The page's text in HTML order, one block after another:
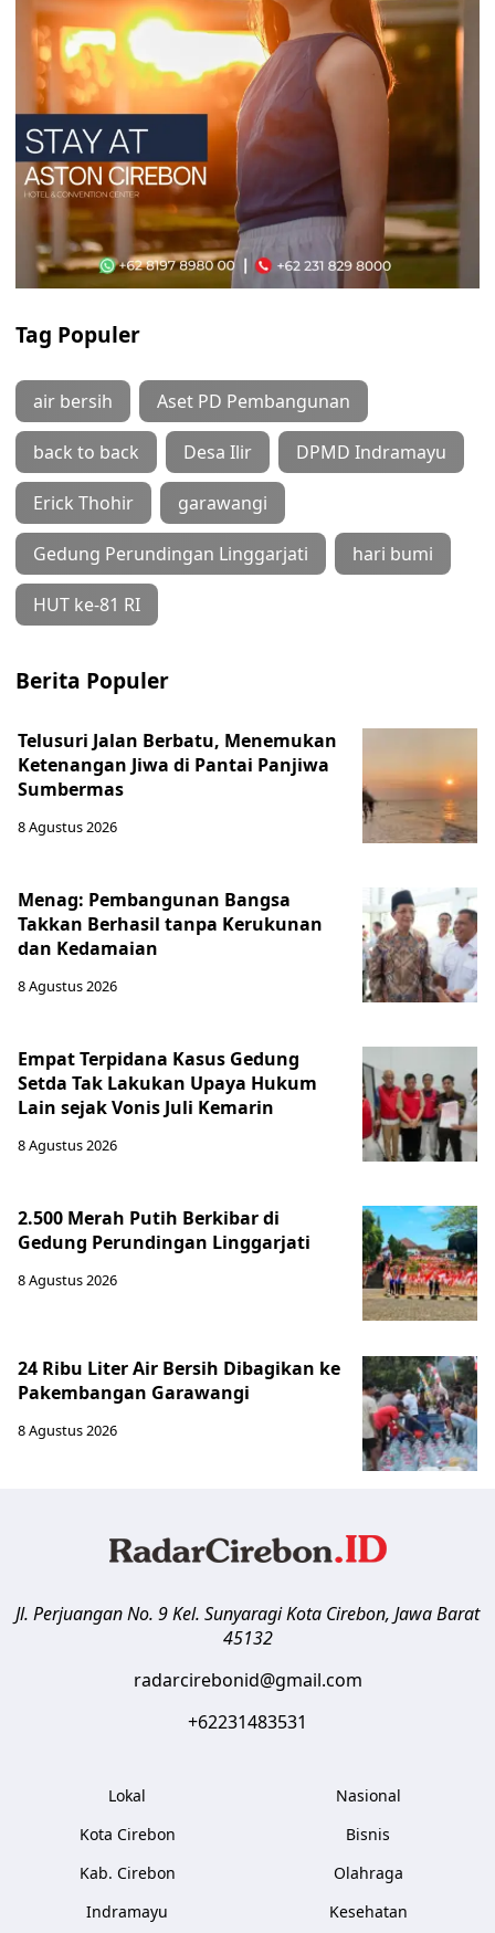
Tag Populer
air bersih Aset PD Pembangunan
back to back Desa Ilir DPMD Indramayu
Erick Thohir garawangi
Gedung Perundingan Linggarjati hari bumi
HUT ke-81 RI
Berita Populer
Telusuri Jalan Berbatu, Menemukan
Ketenangan Jiwa di Pantai Panjiwa
Sumbermas
8 Agustus 2026
Menag: Pembangunan Bangsa
Takkan Berhasil tanpa Kerukunan
dan Kedamaian
8 Agustus 2026
Empat Terpidana Kasus Gedung
Setda Tak Lakukan Upaya Hukum
Lain sejak Vonis Juli Kemarin
8 Agustus 2026
2.500 Merah Putih Berkibar di
Gedung Perundingan Linggarjati
8 Agustus 2026
24 Ribu Liter Air Bersih Dibagikan ke
Pakembangan Garawangi
8 Agustus 2026
Jl. Perjuangan No. 9 Kel. SunyaragiKota Cirebon, Jawa Barat
45132
radarcirebonid@gmail.com
+62231483531
Lokal
Kota Cirebon
Kab. Cirebon
Indramayu
Nasional
Bisnis
Olahraga
Kesehatan